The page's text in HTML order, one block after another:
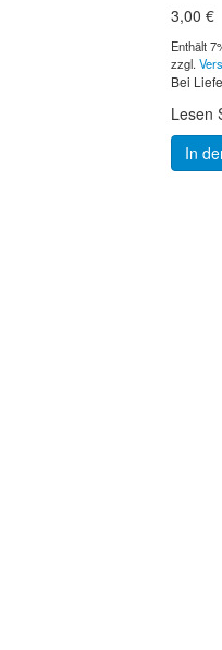
3,00 €
Enthält
zzgl.
Bei
Lesen
In